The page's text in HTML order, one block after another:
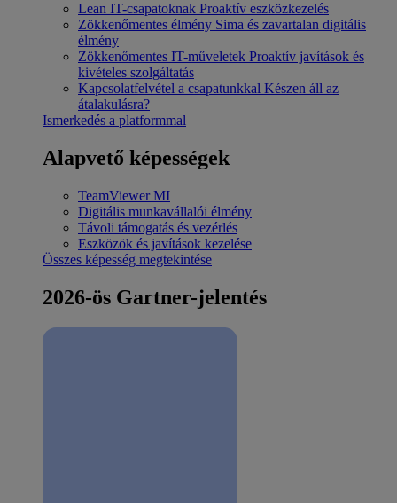
Lean IT-csapatoknak Proaktív eszközkezelés
Zökkenőmentes élmény Sima és zavartalan digitális
élmény
Zökkenőmentes IT-műveletek Proaktív javítások és
kivételes szolgáltatás
Kapcsolatfelvétel a csapatunkkal Készen áll az
átalakulásra?
Ismerkedés a platformmal
Alapvető képességek
TeamViewer MI
Digitális munkavállalói élmény
Távoli támogatás és vezérlés
Eszközök és javítások kezelése
Összes képesség megtekintése
2026-ös Gartner-jelentés